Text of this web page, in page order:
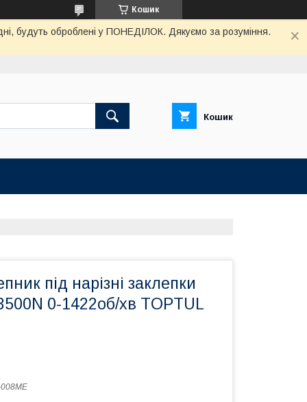
Кошик
будуть оброблені у ПОНЕДІЛОК. Дякуємо за розуміння.
Кошик
під нарізні заклепки
0-1422об/хв TOPTUL